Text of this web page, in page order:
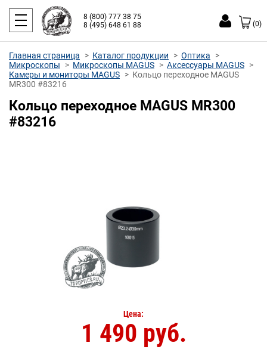
8 (800) 777 38 75
8 (495) 648 61 88
(0)
Главная страница Каталог продукции
Оптика
Микроскопы
Микроскопы MAGUS
Аксессуары MAGUS
Камеры и мониторы MAGUS
Кольцо переходное MAGUS
MR300 #83216
Кольцо переходное MAGUS MR300
#83216
Цена:
1 490 руб.